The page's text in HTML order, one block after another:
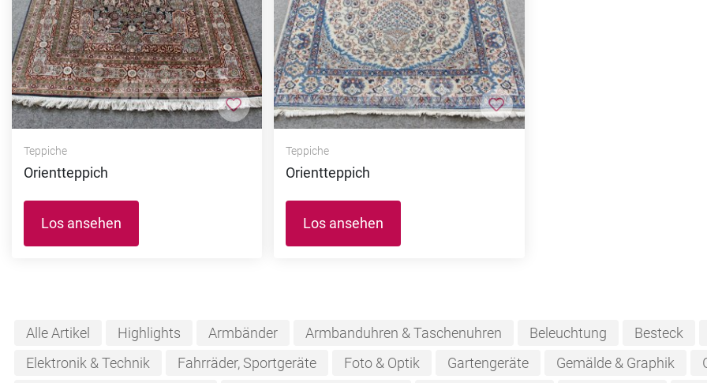
Zur Merkliste hinzufügen
Teppiche
Orientteppich
Los ansehen
Zur Merkliste hinzufügen
Teppiche
Orientteppich
Los ansehen
Alle Artikel Highlights Armbänder Armbanduhren & Taschenuhren Beleuchtung Besteck
Elektronik & Technik
Fahrräder, Sportgeräte Foto & Optik Gartengeräte Gemälde & Graphik